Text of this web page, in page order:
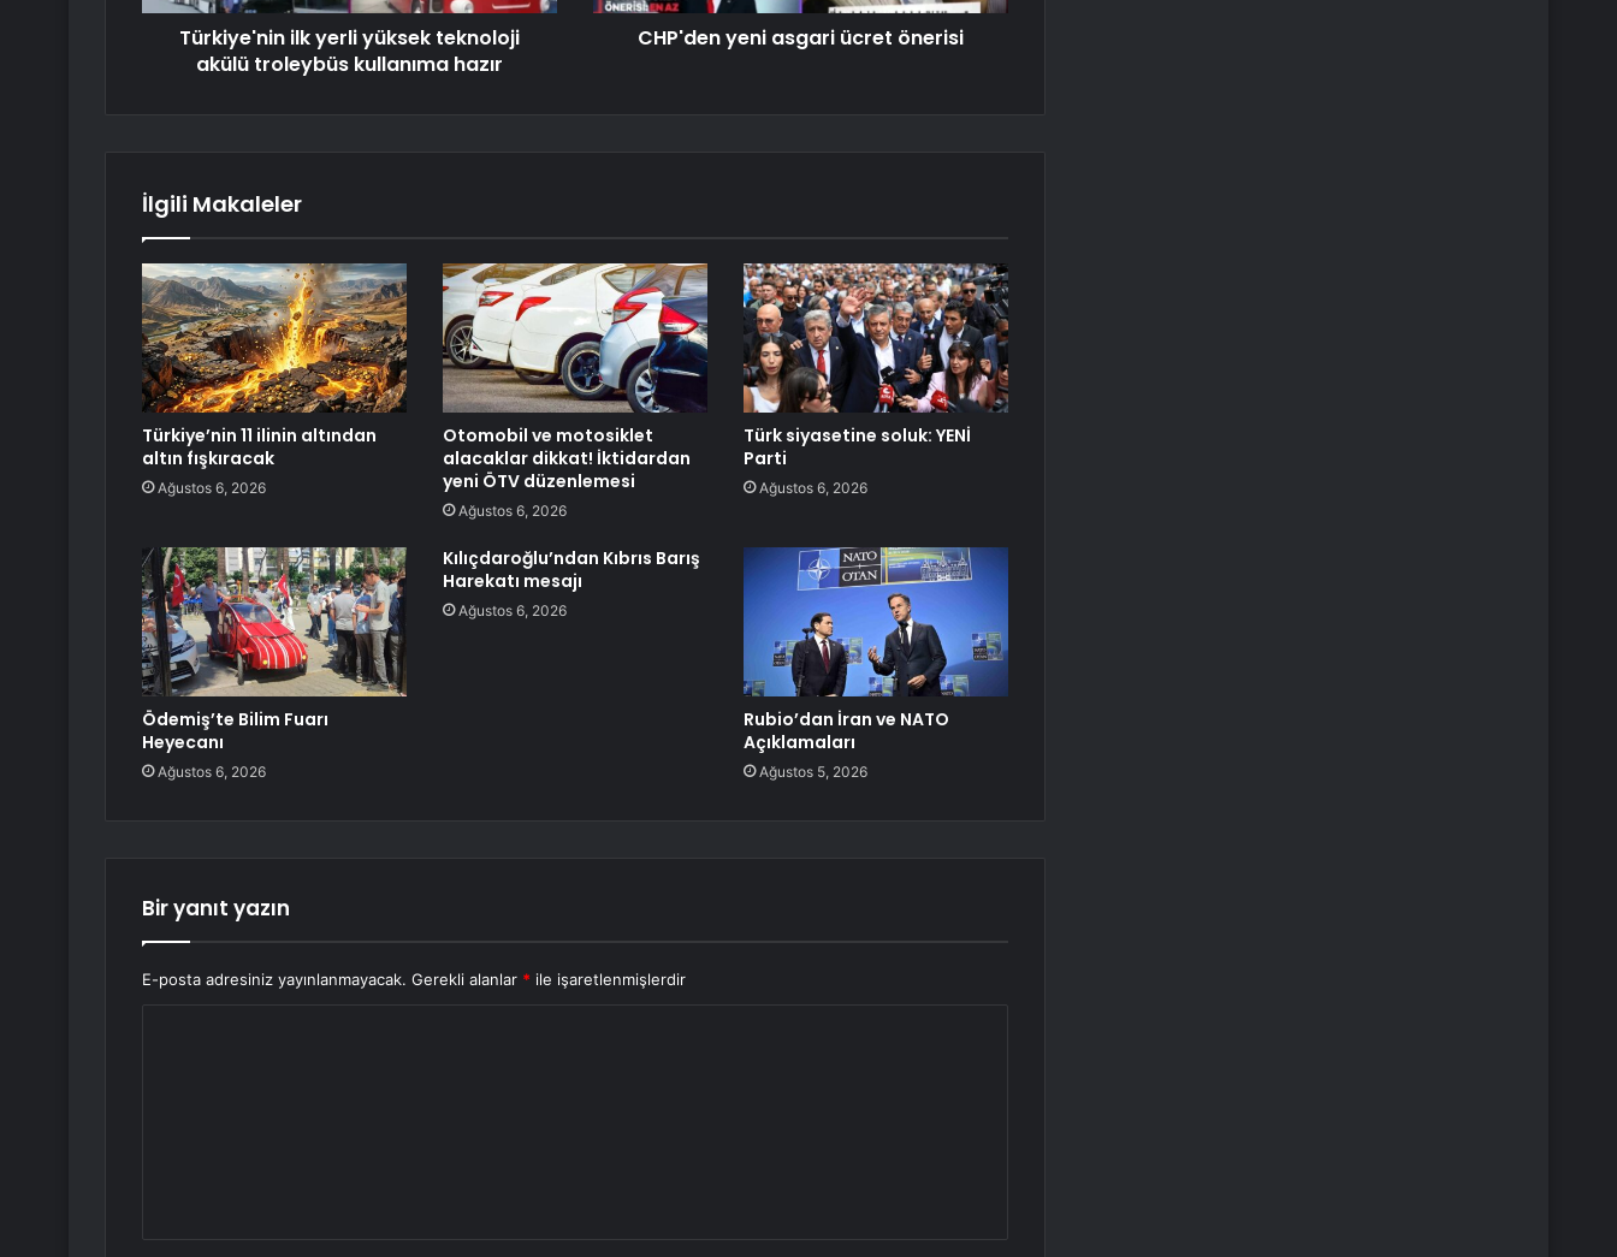
Türkiye'nin ilk yerli yüksek teknoloji
akülü troleybüs kullanıma hazır
CHP'den yeni asgari ücret önerisi
İlgili Makaleler
Türkiye’nin 11 ilinin altından
altın fışkıracak
Ağustos 6, 2026
Otomobil ve motosiklet
alacaklar dikkat! İktidardan
yeni ÖTV düzenlemesi
Ağustos 6, 2026
Türk siyasetine soluk: YENİ
Parti
Ağustos 6, 2026
Ödemiş’te Bilim Fuarı
Heyecanı
Ağustos 6, 2026
Kılıçdaroğlu’ndan Kıbrıs Barış
Harekatı mesajı
Ağustos 6, 2026
Rubio’dan İran ve NATO
Açıklamaları
Ağustos 5, 2026
Bir yanıt yazın
E-posta adresiniz yayınlanmayacak. Gerekli alanlar * ile işaretlenmişlerdir